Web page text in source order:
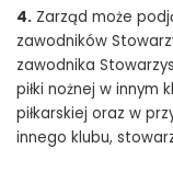
4. Zarząd może
zawodników
zawodnika
piłki nożnej w innym
piłkarskiej oraz w
innego klubu,